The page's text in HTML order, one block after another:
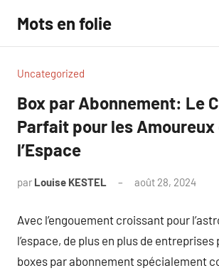
contenu
Mots en folie
Uncategorized
Box par Abonnement: Le
Parfait pour les Amoureux
l’Espace
par Louise KESTEL août 28, 2024
Avec l’engouement croissant pour
l’espace, de plus en plus de
boxes par abonnement spécialement